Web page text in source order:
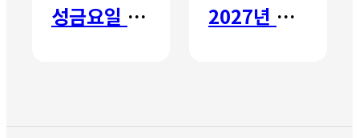
성금요일 칸타타 2027년 갈보리 어학원 유치부 신입생 모집